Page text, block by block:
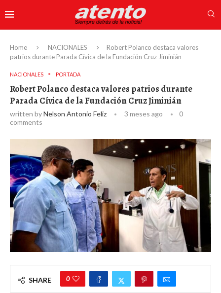
Home NACIONALES
Robert Polanco destaca valores
patrios durante Parada Cívica de la Fundación Cruz Jiminián
NACIONALES PORTADA
Robert Polanco destaca valores patrios durante
Parada Cívica de la Fundación Cruz Jiminián
written byNelson Antonio Feliz 3 meses ago
0
comments
SHARE 0